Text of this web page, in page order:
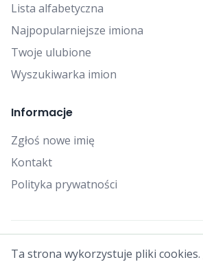
Lista alfabetyczna
Najpopularniejsze imiona
Twoje ulubione
Wyszukiwarka imion
Informacje
Zgłoś nowe imię
Kontakt
Polityka prywatności
© 2025 Falcon Bytes. Wszelkie
Ta strona wykorzystuje pliki cookies.